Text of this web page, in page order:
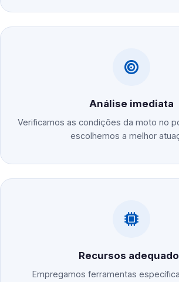
Análise imediata
Verificamos as condições da moto no
escolhemos a melhor
Recursos
Empregamos ferramentas